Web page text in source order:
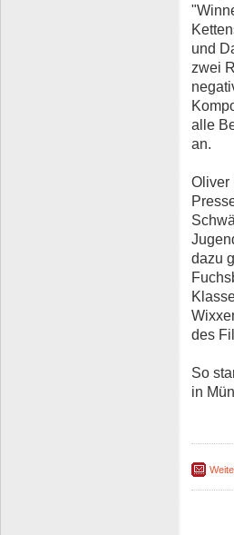
und
zwei
alle
an.
Oliver
dazu
des
So
in